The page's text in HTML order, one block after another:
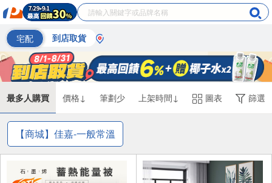
宅配 到店取貨
最多人購買 價格↓ 筆劃少 上架時間↓ 圖表 篩選
【商城】佳嘉-一般常溫